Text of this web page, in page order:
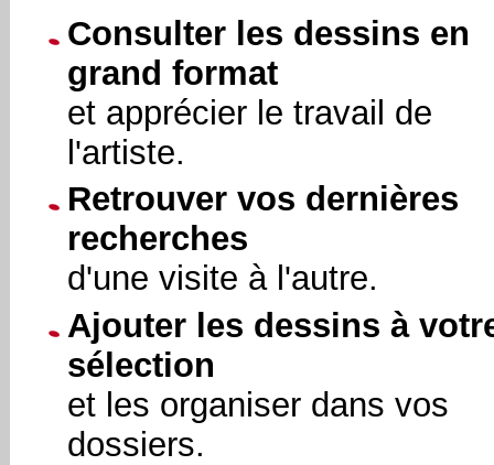
Consulter les dessins en
grand format
et apprécier le travail de
l'artiste.
Retrouver vos dernières
recherches
d'une visite à l'autre.
Ajouter les dessins à
sélection
et les organiser dans vos
dossiers.